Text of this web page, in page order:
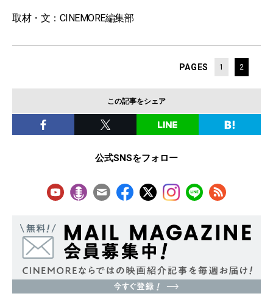
取材・文：CINEMORE編集部
PAGES 1 2
この記事をシェア
公式SNSをフォロー